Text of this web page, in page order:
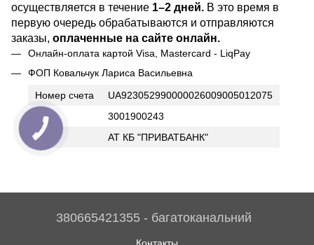
осуществляется в течение 1–2 дней. В это время в
первую очередь обрабатываются и отправляются
заказы, оплаченные на сайте онлайн.
Онлайн-оплата картой Visa, Mastercard - LiqPay
ФОП Ковальчук Лариса Васильевна
Номер счета
UA923052990000026009005012075
ИНН
3001900243
Банк
АТ КБ "ПРИВАТБАНК"
380665421355 - багатоканальний